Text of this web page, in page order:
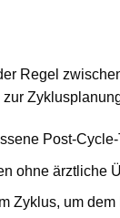
Regel
Post-
ohne ärztliche
Zyklus, um